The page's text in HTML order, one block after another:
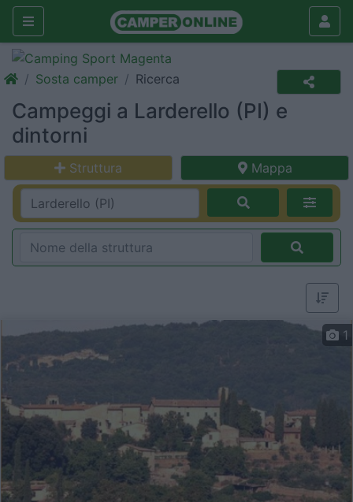
Sosta camper Ricerca
Campeggi a Larderello (PI) e
dintorni
Struttura Mappa
1